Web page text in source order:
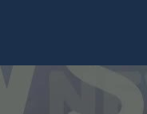
和生产设备